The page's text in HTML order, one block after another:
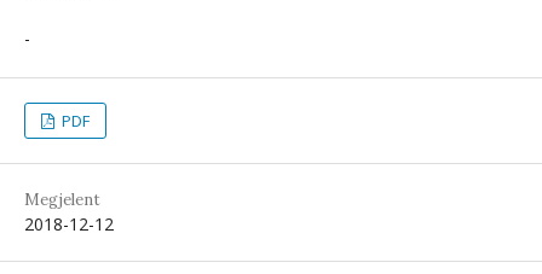
-
PDF
Megjelent
2018-12-12